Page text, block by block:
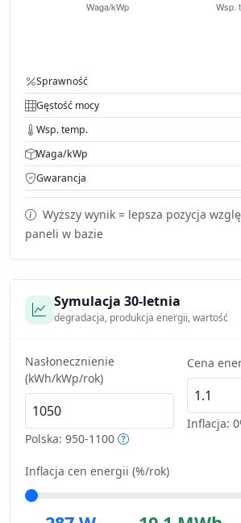
Sprawność
Gęstość mocy
Wsp. temp.
Waga/kWp
Gwarancja
Wyższy wynik = lepsza pozycja
paneli w bazie
Symulacja 30-letnia
degradacja, produkcja energii, wartość
Nasłonecznienie
(kWh/kWp/rok)
Polska: 950-1100
Cena
Inflacja:
Inflacja cen energii (%/rok)